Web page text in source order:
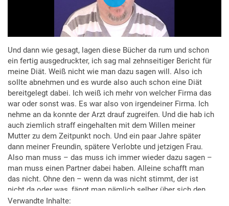
Und dann wie gesagt, lagen diese Bücher da rum und schon
ein fertig ausgedruckter, ich sag mal zehnseitiger Bericht für
meine Diät. Weiß nicht wie man dazu sagen will. Also ich
sollte abnehmen und es wurde also auch schon eine Diät
bereitgelegt dabei. Ich weiß ich mehr von welcher Firma das
war oder sonst was. Es war also von irgendeiner Firma. Ich
nehme an da konnte der Arzt drauf zugreifen. Und die hab ich
auch ziemlich straff eingehalten mit dem Willen meiner
Mutter zu dem Zeitpunkt noch. Und ein paar Jahre später
dann meiner Freundin, spätere Verlobte und jetzigen Frau.
Also man muss – das muss ich immer wieder dazu sagen –
man muss einen Partner dabei haben. Alleine schafft man
das nicht. Ohne den – wenn da was nicht stimmt, der ist
nicht da oder was, fängt man nämlich selber über sich den
Schlendrian wieder reinzuhängen.
Verwandte Inhalte